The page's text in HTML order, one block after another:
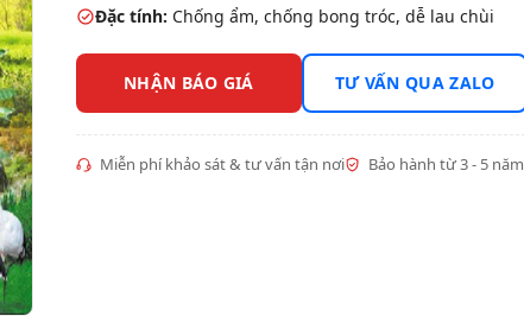
Đặc tính: Chống ẩm, chống bong tróc, dễ lau chùi
NHẬN BÁO GIÁ TƯ VẤN QUA ZALO
Miễn phí khảo sát & tư vấn tận nơi Bảo hành từ 3 - 5 năm